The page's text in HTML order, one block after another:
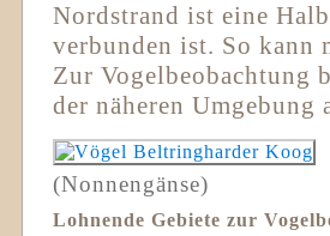
Nordstrand ist eine
verbunden ist. So kann
Zur Vogelbeobachtung
der näheren Umgebung
(Nonnengänse)
Lohnende Gebiete zur